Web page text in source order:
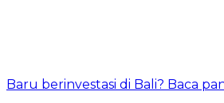
Baru berinvestasi di Bali? Baca